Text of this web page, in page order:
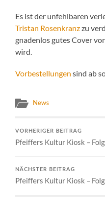
Es ist der unfehlbaren
Tristan Rosenkranzzu
gnadenlos gutes Cover
wird.
Vorbestellungen sind ab
News
VORHERIGER BEITRAG
Pfeiffers Kultur Kiosk –
NÄCHSTER BEITRAG
Pfeiffers Kultur Kiosk –